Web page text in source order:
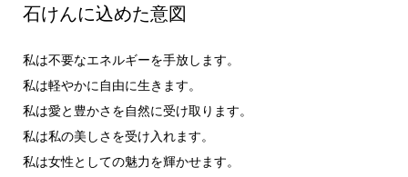
石けんに込めた意図
私は不要なエネルギーを手放します。
私は軽やかに自由に生きます。
私は愛と豊かさを自然に受け取ります。
私は私の美しさを受け入れます。
私は女性としての魅力を輝かせます。